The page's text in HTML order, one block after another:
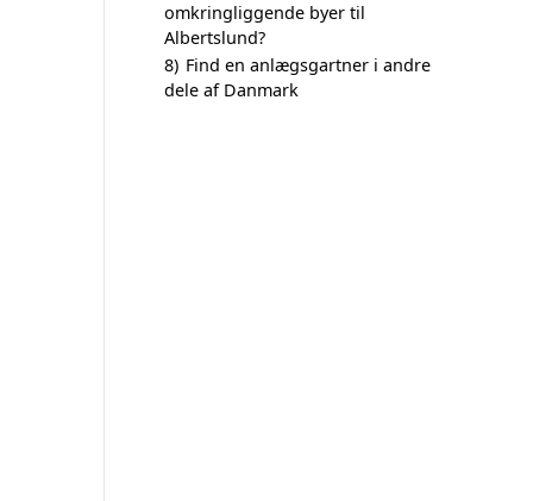
omkringliggende byer til
Albertslund?
8) Find en anlægsgartner i andre
dele af Danmark